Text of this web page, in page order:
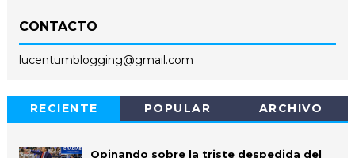
CONTACTO
lucentumblogging@gmail.com
RECIENTE POPULAR ARCHIVO
Opinando sobre la triste despedida del